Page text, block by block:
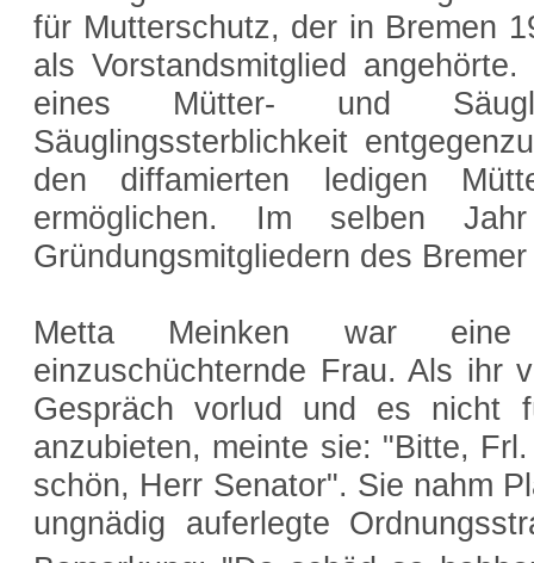
für Mutterschutz, der in Bremen
als Vorstandsmitglied
eines Mütter- und
Säuglingssterblichkeit
den diffamierten ledigen
ermöglichen. Im selben
Gründungsmitgliedern des
Metta Meinken war eine
einzuschüchternde Frau. Als ihr
Gespräch vorlud und es nicht
anzubieten, meinte sie: "Bitte,
schön, Herr Senator". Sie nahm
ungnädig auferlegte